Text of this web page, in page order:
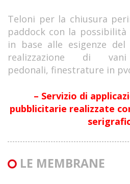
Teloni per la chiusura
paddock con la possibilità
in base alle esigenze
realizzazione di
pedonali, finestrature in
– Servizio di
pubblicitarie realizzate
LE MEMBRANE